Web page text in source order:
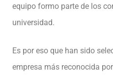
equipo formo parte de los
universidad.
Es por eso que han sido
empresa más reconocida